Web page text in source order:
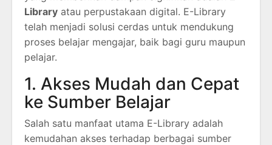
Library atau perpustakaan digital. E-Library
telah menjadi solusi cerdas untuk mendukung
proses belajar mengajar, baik bagi guru maupun
pelajar.
1. Akses Mudah dan Cepat
ke Sumber Belajar
Salah satu manfaat utama E-Library adalah
kemudahan akses terhadap berbagai sumber